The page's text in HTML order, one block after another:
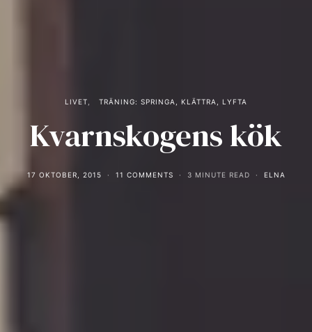
LIVET TRÄNING: SPRINGA, KLÄTTRA, LYFTA
Kvarnskogens kök
17 OKTOBER, 2015 11 COMMENTS 3 MINUTE READ ELNA